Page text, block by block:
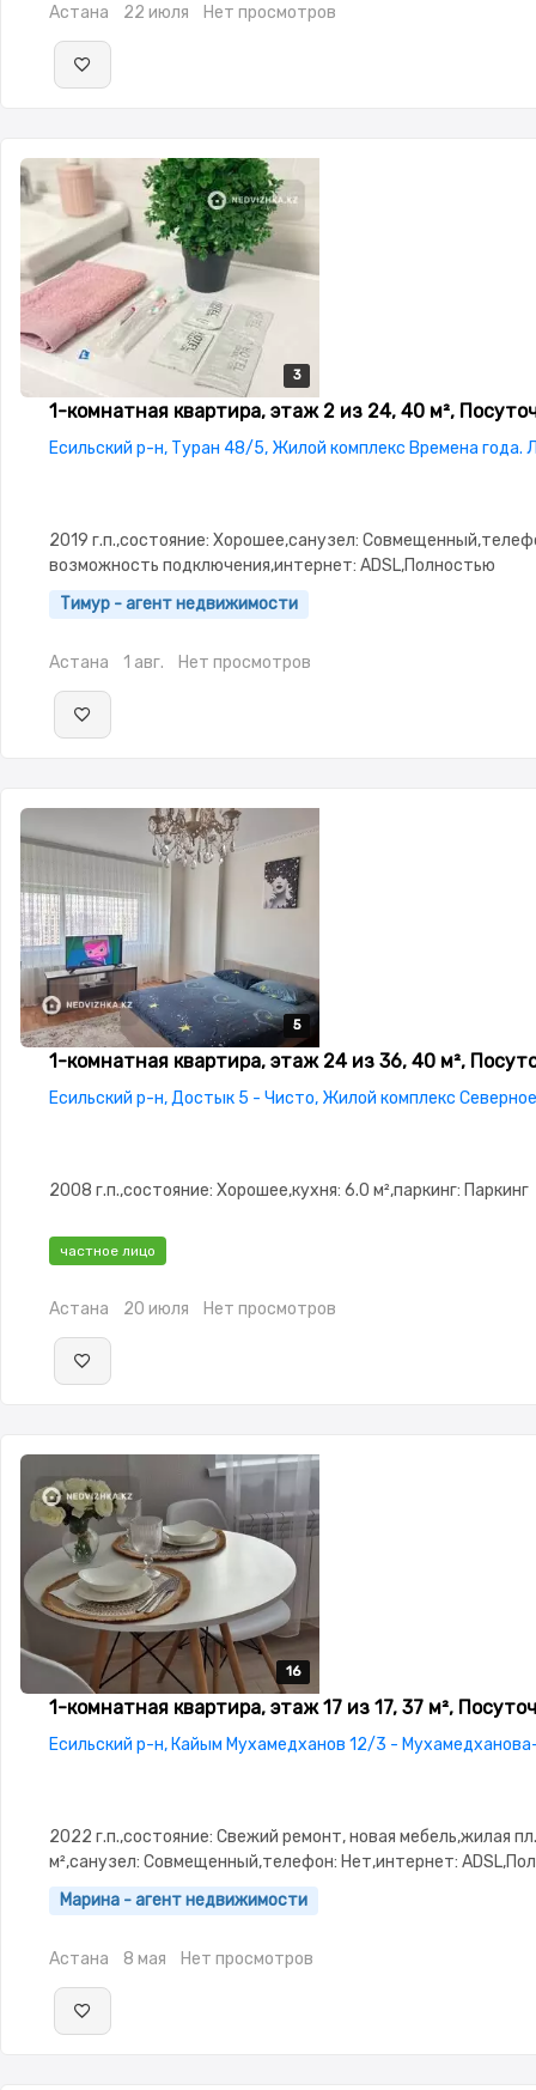
Астана 22 июля Нет просмотров
3
3
3
1-комнатная квартира, этаж 2 из 24, 40 м²,
Есильский р-н, Туран 48/5, Жилой комплекс Времена года.
2019 г.п.,состояние: Хорошее,санузел:
возможность подключения,интернет: ADSL,Полностью
меблирована,Полностью меблирована,паркинг: Рядом
стоянка,Домофон
Тимур - агент недвижимости
Астана 1 авг. Нет просмотров
5
5
5
5
5
1-комнатная квартира, этаж 24 из 36, 40 м²,
Есильский р-н, Достык 5 - Чисто, Жилой комплекс
2008 г.п.,состояние: Хорошее,кухня: 6.0 м²,паркинг: Паркинг
частное лицо
Астана 20 июля Нет просмотров
16
16
16
16
16
1-комнатная квартира, этаж 17 из 17, 37 м²,
Есильский р-н, Кайым Мухамедханов 12/3 -
2022 г.п.,состояние: Свежий ремонт, новая мебель,жилая
м²,санузел: Совмещенный,телефон: Нет,интернет:
меблирована,Полностью меблирована,потолки:
охраняемая стоянка,Домофон,Улучшенная,Комнаты
Марина - агент недвижимости
Астана 8 мая Нет просмотров